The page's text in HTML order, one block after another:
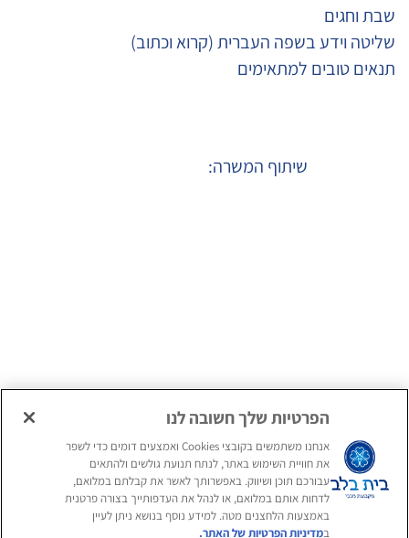
שבת וחגים
שליטה וידע בשפה העברית (קרוא וכתוב)
תנאים טובים למתאימים
שיתוף המשרה:
עקבו אחרינו
אנחנו מזמינים אתכם להכיר אותנו
הפרטיות שלך חשובה לנו
אנחנו משתמשים בקובצי Cookies ואמצעים דומים כדי לשפר
את חוויית השימוש באתר, לנתח תנועת גולשים ולהתאים
עבורכם תוכן ושיווק. באפשרותך לאשר את קבלתם במלואם,
לדחות אותם במלואם, או לנהל את העדפותייך בצורה פרטנית
באמצעות הלחצנים מטה. למידע נוסף בנושא ניתן לעיין
במדיניות הפרטיות של האתר.